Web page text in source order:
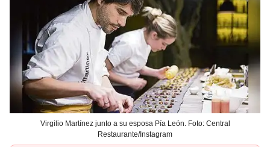
Virgilio Martínez junto a su esposa Pía León. Foto: Central
Restaurante/Instagram